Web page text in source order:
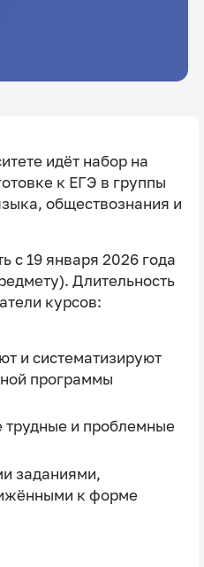
идёт набор на
к ЕГЭ в группы
обществознания и
с 19 января 2026 года
Длительность
курсов:
и систематизируют
программы
трудные и проблемные
заданиями,
к форме